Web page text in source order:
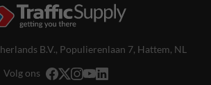
B.V., Populierenlaan 7, Hattem, NL
Volg ons